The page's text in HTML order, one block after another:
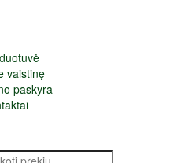
vaistinę
paskyra